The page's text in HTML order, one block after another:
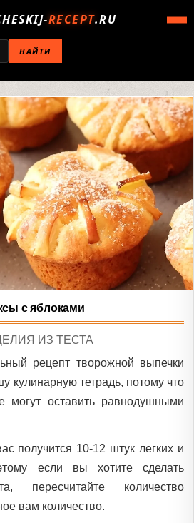
RECEPT.RU
НАЙТИ
с яблоками
ИЗ ТЕСТА
рецепт творожной выпечки
кулинарную тетрадь, потому что
могут оставить равнодушными
получится 10-12 штук легких и
если вы хотите сделать
пересчитайте количество
вам количество.